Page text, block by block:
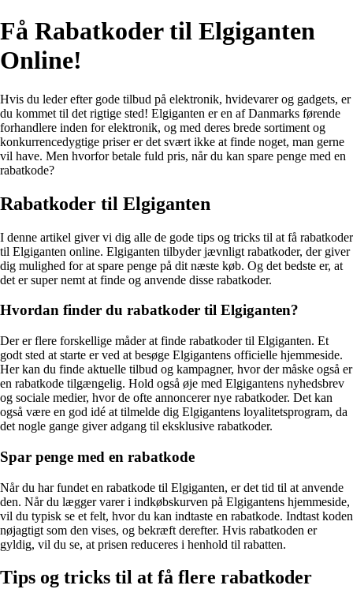
Få Rabatkoder til Elgiganten
Online!
Hvis du leder efter gode tilbud på elektronik, hvidevarer og gadgets, er
du kommet til det rigtige sted! Elgiganten er en af Danmarks førende
forhandlere inden for elektronik, og med deres brede sortiment og
konkurrencedygtige priser er det svært ikke at finde noget, man gerne
vil have. Men hvorfor betale fuld pris, når du kan spare penge med en
rabatkode?
Rabatkoder til Elgiganten
I denne artikel giver vi dig alle de gode tips og tricks til at få rabatkoder
til Elgiganten online. Elgiganten tilbyder jævnligt rabatkoder, der giver
dig mulighed for at spare penge på dit næste køb. Og det bedste er, at
det er super nemt at finde og anvende disse rabatkoder.
Hvordan finder du rabatkoder til Elgiganten?
Der er flere forskellige måder at finde rabatkoder til Elgiganten. Et
godt sted at starte er ved at besøge Elgigantens officielle hjemmeside.
Her kan du finde aktuelle tilbud og kampagner, hvor der måske også er
en rabatkode tilgængelig. Hold også øje med Elgigantens nyhedsbrev
og sociale medier, hvor de ofte annoncerer nye rabatkoder. Det kan
også være en god idé at tilmelde dig Elgigantens loyalitetsprogram, da
det nogle gange giver adgang til eksklusive rabatkoder.
Spar penge med en rabatkode
Når du har fundet en rabatkode til Elgiganten, er det tid til at anvende
den. Når du lægger varer i indkøbskurven på Elgigantens hjemmeside,
vil du typisk se et felt, hvor du kan indtaste en rabatkode. Indtast koden
nøjagtigt som den vises, og bekræft derefter. Hvis rabatkoden er
gyldig, vil du se, at prisen reduceres i henhold til rabatten.
Tips og tricks til at få flere rabatkoder